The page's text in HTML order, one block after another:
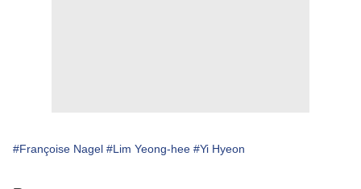
#Françoise Nagel #Lim Yeong-hee #Yi Hyeon